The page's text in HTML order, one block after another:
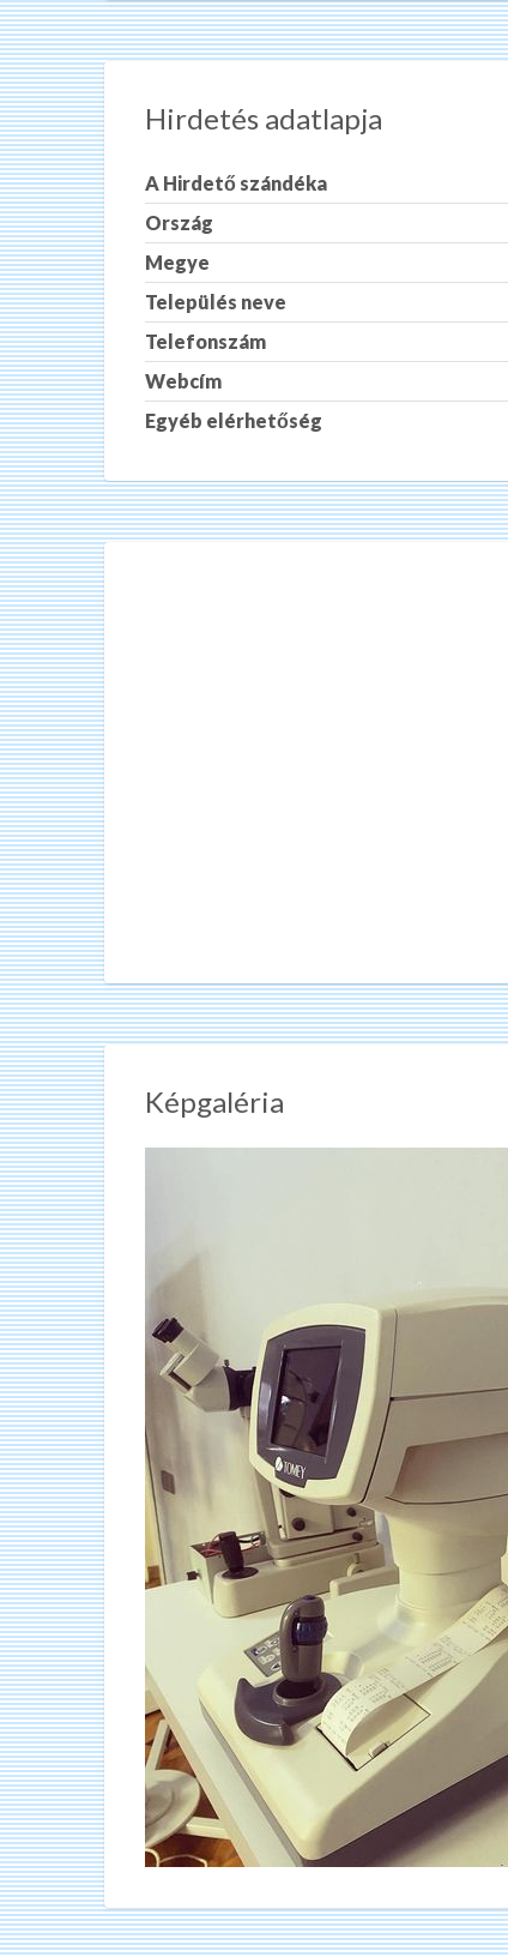
Hirdetés adatlapja
A Hirdető szándéka
Ország
Megye
Település neve
Telefonszám
Webcím
Egyéb elérhetőség
Képgaléria